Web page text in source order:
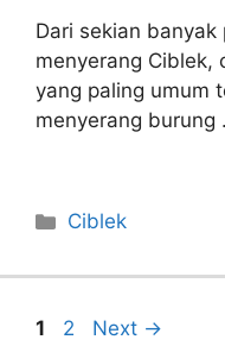
Dari sekian
menyerang Ciblek,
yang paling umum
menyerang burung
Categories
Ciblek
Page
1 Page
2 Next →